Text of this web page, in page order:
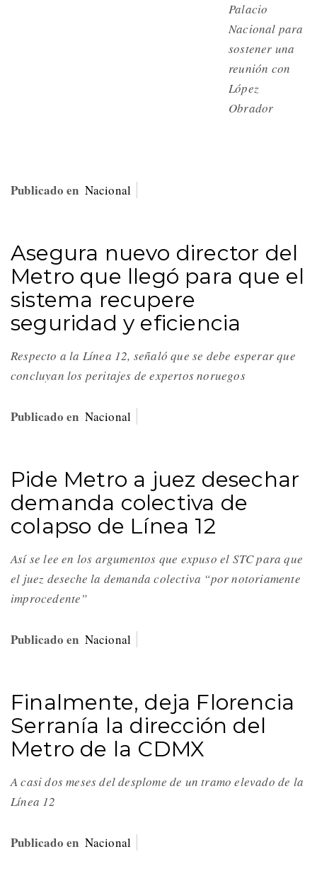
Palacio
Nacional para
sostener una
reunión con
López
Obrador
Publicado en Nacional
Asegura nuevo director del
Metro que llegó para que el
sistema recupere
seguridad y eficiencia
Respecto a la Línea 12, señaló que se debe esperar que
concluyan los peritajes de expertos noruegos
Publicado en Nacional
Pide Metro a juez desechar
demanda colectiva de
colapso de Línea 12
Así se lee en los argumentos que expuso el STC para que
el juez deseche la demanda colectiva “por notoriamente
improcedente”
Publicado en Nacional
Finalmente, deja Florencia
Serranía la dirección del
Metro de la CDMX
A casi dos meses del desplome de un tramo elevado de la
Línea 12
Publicado en Nacional